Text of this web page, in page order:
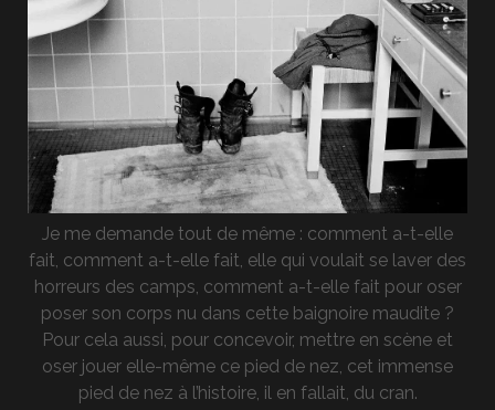
Je me demande tout de même : comment a-t-elle
fait, comment a-t-elle fait, elle qui voulait se laver des
horreurs des camps, comment a-t-elle fait pour oser
poser son corps nu dans cette baignoire maudite ?
Pour cela aussi, pour concevoir, mettre en scène et
oser jouer elle-même ce pied de nez, cet immense
pied de nez à l’histoire, il en fallait, du cran.